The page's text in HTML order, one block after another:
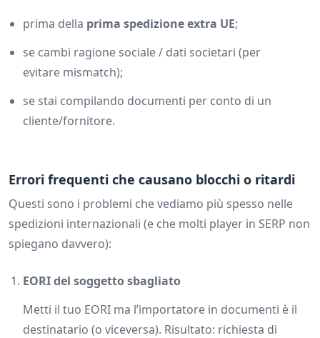
prima della prima spedizione extra UE;
se cambi ragione sociale / dati societari (per
evitare mismatch);
se stai compilando documenti per conto di un
cliente/fornitore.
Errori frequenti che causano blocchi o ritardi
Questi sono i problemi che vediamo più spesso nelle
spedizioni internazionali (e che molti player in SERP non
spiegano davvero):
EORI del soggetto sbagliato
Metti il tuo EORI ma l’importatore in documenti è il
destinatario (o viceversa). Risultato: richiesta di